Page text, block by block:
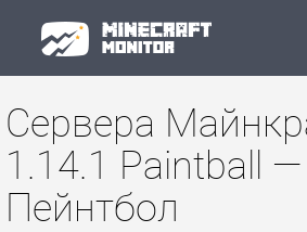
Сервера
1.14.1 Paintball —
Пейнтбол